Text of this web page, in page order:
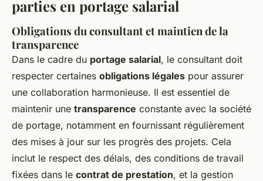
parties en portage salarial
Obligations du consultant et maintien de la
transparence
Dans le cadre du portage salarial, le consultant doit
respecter certaines obligations légales pour assurer
une collaboration harmonieuse. Il est essentiel de
maintenir une transparence constante avec la société
de portage, notamment en fournissant régulièrement
des mises à jour sur les progrès des projets. Cela
inclut le respect des délais, des conditions de travail
fixées dans le contrat de prestation, et la gestion